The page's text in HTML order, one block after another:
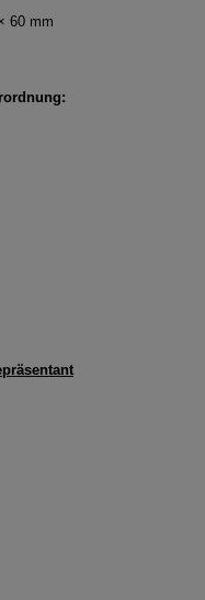
60 mm